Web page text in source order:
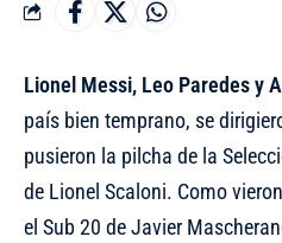
Lionel Messi, Leo Paredes y
país bien temprano, se
pusieron la pilcha de la
de Lionel Scaloni. Como
el Sub 20 de Javier